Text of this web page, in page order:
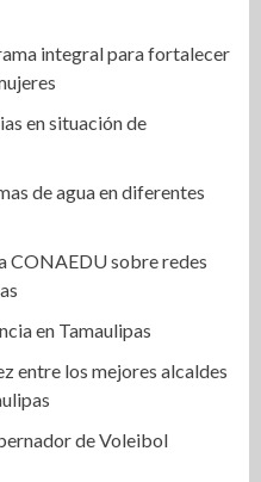
integral para fortalecer
en situación de
de agua en diferentes
CONAEDU sobre redes
en Tamaulipas
entre los mejores alcaldes
de Voleibol